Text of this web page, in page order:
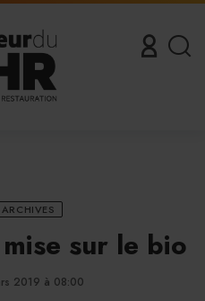
ARCHIVES
sur le bio
2019 à 08:00